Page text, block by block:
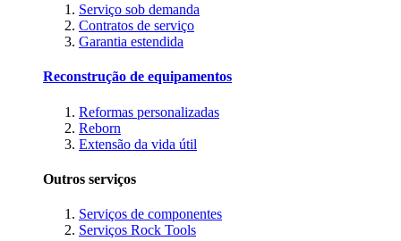
Serviço sob demanda
Contratos de serviço
Garantia estendida
Reconstrução de equipamentos
Reformas personalizadas
Reborn
Extensão da vida útil
Outros serviços
Serviços de componentes
Serviços Rock Tools